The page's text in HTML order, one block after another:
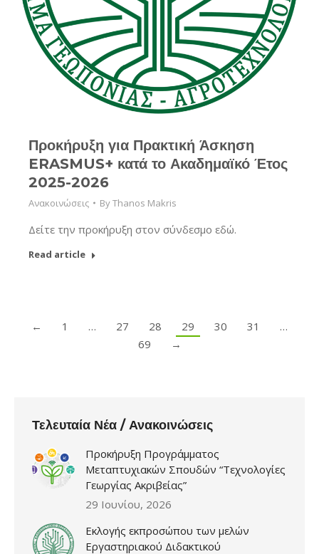
Προκήρυξη για Πρακτική Άσκηση
ERASMUS+ κατά το Ακαδημαϊκό Έτος
2025-2026
Ανακοινώσεις ByThanos Makris
Δείτε την προκήρυξη στον σύνδεσμο εδώ.
Read article
← 1 … 27 28 29 30 31
…
69
→
Τελευταία Νέα / Ανακοινώσεις
Προκήρυξη Προγράμματος
Μεταπτυχιακών Σπουδών “Τεχνολογίες
Γεωργίας Ακριβείας”
29 Ιουνίου, 2026
Εκλογής εκπροσώπου των μελών
Εργαστηριακού Διδακτικού